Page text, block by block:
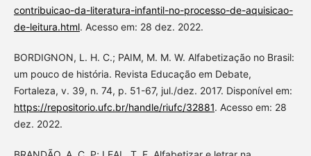
contribuicao-da-literatura-infantil-no-processo-de-aquisicao-
de-leitura.html. Acesso em: 28 dez. 2022.
BORDIGNON, L. H. C.; PAIM, M. M. W. Alfabetização no Brasil:
um pouco de história. Revista Educação em Debate,
Fortaleza, v. 39, n. 74, p. 51-67, jul./dez. 2017. Disponível em:
https://repositorio.ufc.br/handle/riufc/32881. Acesso em: 28
dez. 2022.